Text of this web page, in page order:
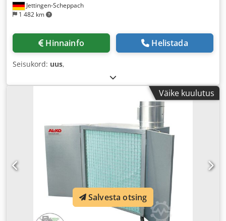
Jettingen-Scheppach
1 482 km
Hinnainfo Helistada
Seisukord: uus,
Väike kuulutus
Salvesta otsing